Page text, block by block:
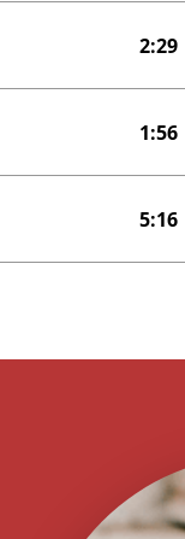
2:29
1:56
5:16